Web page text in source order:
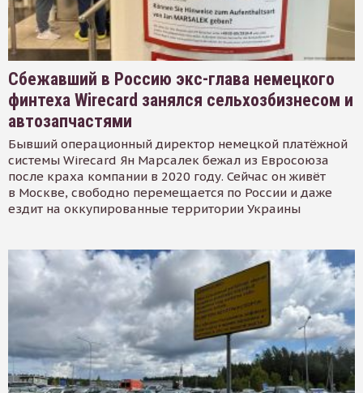
Сбежавший в Россию экс-глава немецкого
финтеха Wirecard занялся сельхозбизнесом и
автозапчастями
Бывший операционный директор немецкой платёжной
системы Wirecard Ян Марсалек бежал из Евросоюза
после краха компании в 2020 году. Сейчас он живёт
в Москве, свободно перемещается по России и даже
ездит на оккупированные территории Украины